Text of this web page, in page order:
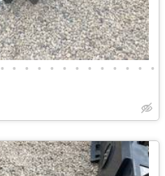
• • • • • • • • • • • • •